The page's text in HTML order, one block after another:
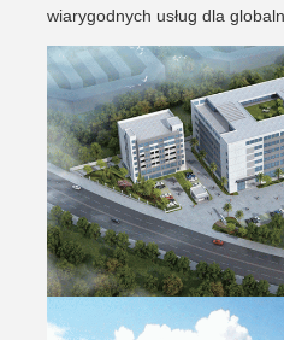
wiarygodnych usług dla